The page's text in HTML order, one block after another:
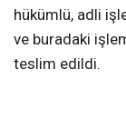
hükümlü, adli
ve buradaki
teslim edildi.